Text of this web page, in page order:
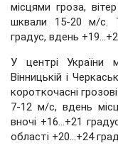
місцями гроза,
шквали 15-20 м/с.
градус, вдень
У центрі України
Вінницькій і
короткочасні
7-12 м/с, вдень
вночі +16...+21
області +20...+24